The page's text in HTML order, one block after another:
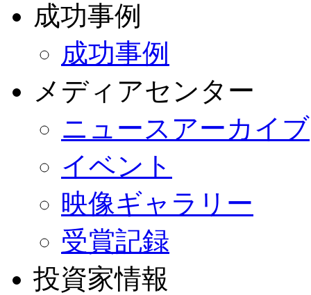
成功事例
成功事例
メディアセンター
ニュースアーカイブ
イベント
映像ギャラリー
受賞記録
投資家情報